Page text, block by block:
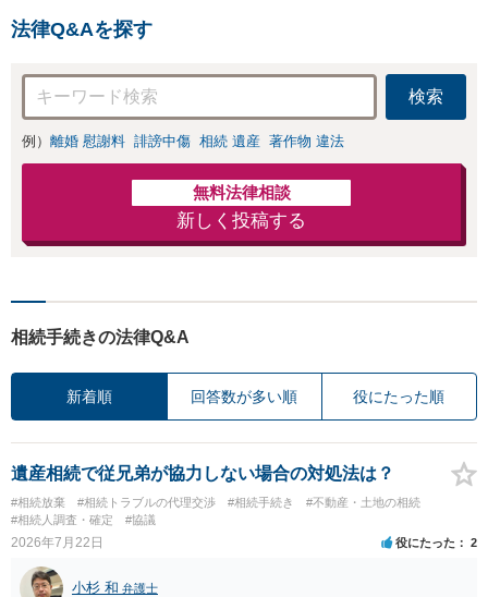
法律Q&Aを探す
検索
例） 離婚 慰謝料 誹謗中傷 相続 遺産 著作物 違法
無料法律相談
新しく投稿する
相続手続きの法律Q&A
新着順 回答数が多い順 役にたった順
遺産相続で従兄弟が協力しない場合の対処法は？
#相続放棄 #相続トラブルの代理交渉 #相続手続き
#不動産・土地の相続
#相続人調査・確定
#協議
2026年7月22日 役にたった 2
小杉 和 弁護士